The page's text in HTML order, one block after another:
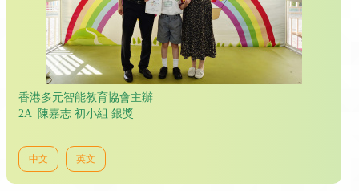
香港多元智能教育協會主辦
2A 陳嘉志 初小組 銀獎
中文 英文